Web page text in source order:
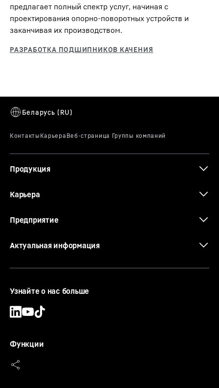
предлагает полный спектр услуг, начиная с
проектирования опорно-поворотных устройств и
заканчивая их производством.
Продукция
Карьера
Предприятие
Актуальная информация
Узнайте о нас больше
Функции